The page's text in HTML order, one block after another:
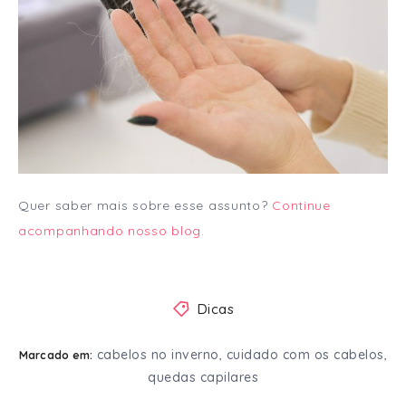
Quer saber mais sobre esse assunto? Continue
acompanhando nosso blog.
Dicas
Marcado em: cabelos no inverno cuidado com os cabelos
quedas capilares